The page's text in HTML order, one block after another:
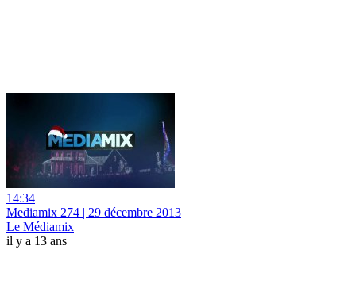
14:34
Mediamix 274 | 29 décembre 2013
Le Médiamix
il y a 13 ans